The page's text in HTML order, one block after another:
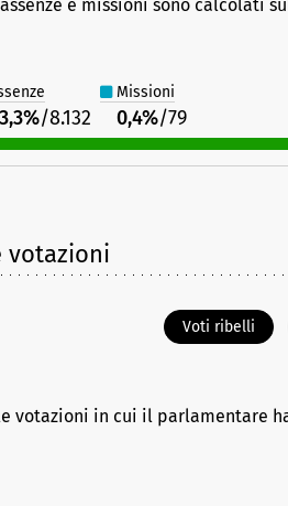
e missioni sono calcolati
Missioni
/8.132 0,4%/79
votazioni
Voti ribelli
votazioni in cui il parlamentare